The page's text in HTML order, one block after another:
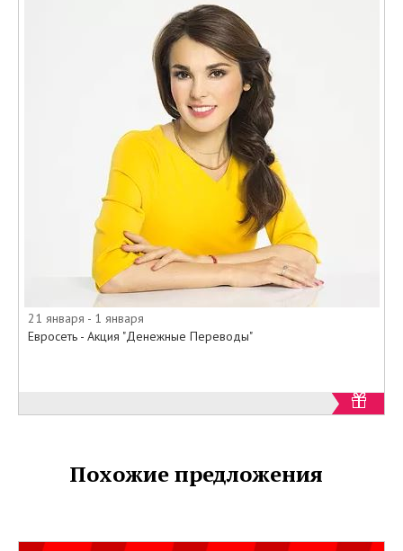
рублей). Комиссия за перевод в
СНГ от 100 тыс. — 1000 рублей
(за исключением переводов в
Азербайджан с получением в
национальной валюте. Комиссия
за такие переводы - 0%).
Комиссия за перевод в Дальнее
Зарубежье: от 5$ до 100$ в
зависимости от суммы перевода
и страны получения (по всем
направлениям, кроме Непала,
Турции, Израиля, Китая, Вьетнама
и Монголии). Комиссия за
перевод в Монголию, Китай,
Вьетнам: до 1000$ — 9$; от
1000 до 3000$ — 15$. Комиссия
за перевод в Непал, Турцию,
Израиль – 0%.
21 января - 1 января
Евросеть - Акция "Денежные Переводы"
Похожие предложения